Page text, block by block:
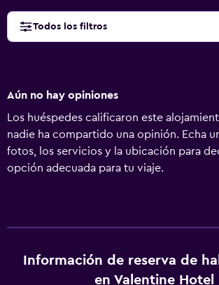
Todos los filtros
Aún no hay opiniones
Los huéspedes calificaron este
nadie ha compartido una opinión. Echa
fotos, los servicios y la ubicación para
opción adecuada para tu viaje.
Información de reserva de
en Valentine Hotel